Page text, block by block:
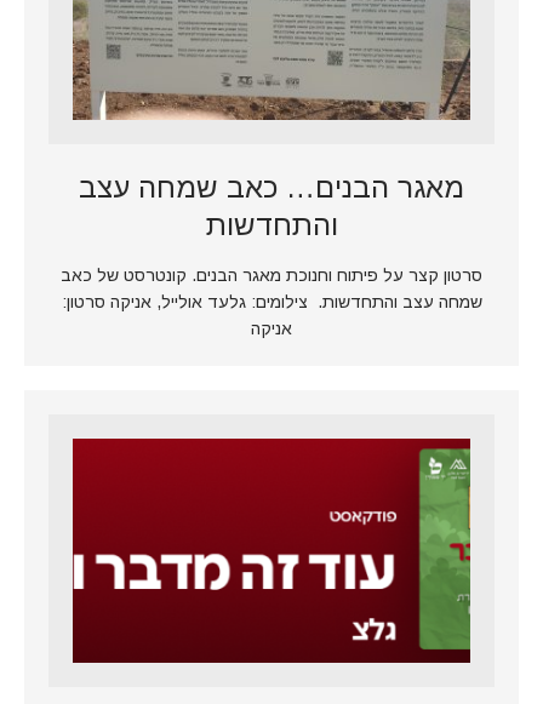
מאגר הבנים… כאב שמחה עצב
והתחדשות
סרטון קצר על פיתוח וחנוכת מאגר הבנים. קונטרסט של כאב
שמחה עצב והתחדשות. צילומים: גלעד אולייל, אניקה סרטון:
אניקה